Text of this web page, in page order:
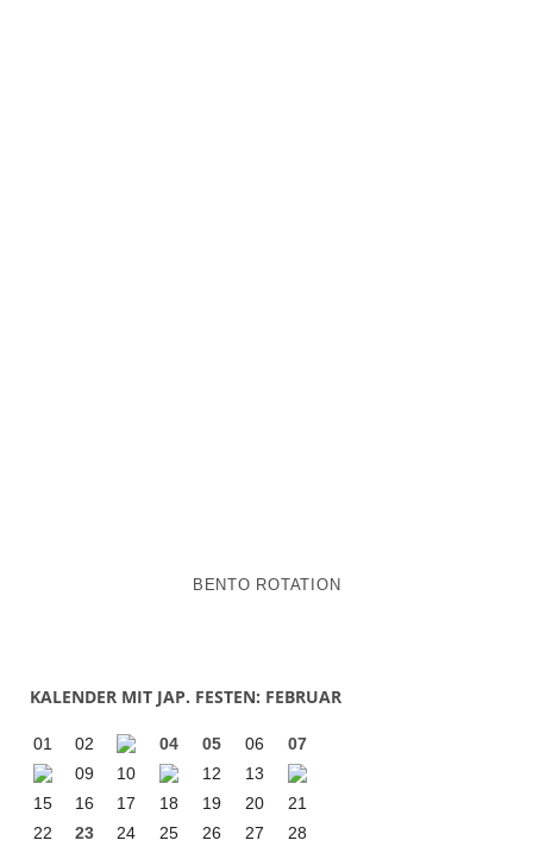
BENTO ROTATION
KALENDER MIT JAP. FESTEN: FEBRUAR
01 02 04 05 06
07
09
10 12
13
15
16 17 18 19 20
21
22
23 24 25 26 27 28